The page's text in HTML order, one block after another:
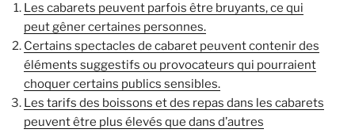
Les cabarets peuvent parfois être bruyants, ce qui
peut gêner certaines personnes.
Certains spectacles de cabaret peuvent contenir des
éléments suggestifs ou provocateurs qui pourraient
choquer certains publics sensibles.
Les tarifs des boissons et des repas dans les cabarets
peuvent être plus élevés que dans d’autres